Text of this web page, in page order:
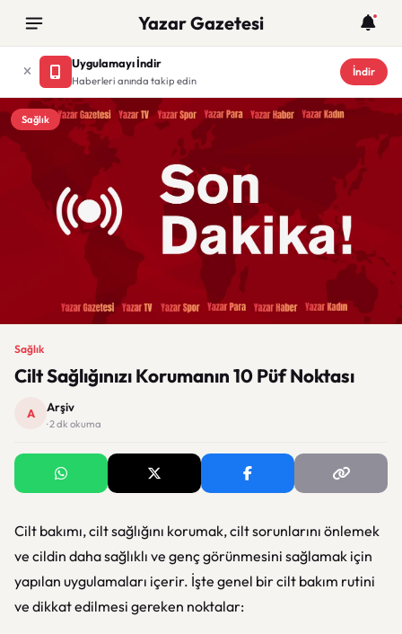
Yazar Gazetesi
Uygulamayı İndir
Haberleri anında takip edin
İndir
Sağlık
Sağlık
Cilt Sağlığınızı Korumanın 10 Püf Noktası
A Arşiv
· 2 dk okuma
Cilt bakımı, cilt sağlığını korumak, cilt sorunlarını önlemek
ve cildin daha sağlıklı ve genç görünmesini sağlamak için
yapılan uygulamaları içerir. İşte genel bir cilt bakım rutini
ve dikkat edilmesi gereken noktalar: